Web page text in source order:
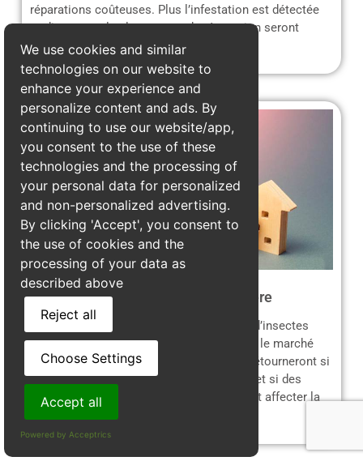
réparations coûteuses. Plus l’infestation est détectée
tardivement, plus les travaux de rénovation seront
complexes et onéreux.
Perte de valeur immobilière
Une maison avec une
d’insectes
xylophages verra sa valeur dégringoler sur le marché
immobilier. Les acheteurs potentiels se détourneront si
des signes d’infestation sont découverts, et si des
réparations sont nécessaires, cela pourrait affecter la
We use cookies and similar
technologies on our website to
enhance your experience and
personalize content and ads. By
continuing to use our website/app,
you consent to the use of these
technologies and the processing of
your personal data for personalized
and non-personalized advertising.
By clicking 'Accept', you consent to
the use of cookies and the
processing of your data as
described above
Reject all
Choose Settings
Accept all
Powered by Acceptrics